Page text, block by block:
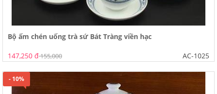
Bộ ấm chén uống trà sứ Bát Tràng viền hạc
147,250 đ155,000 AC-1025
- 10%